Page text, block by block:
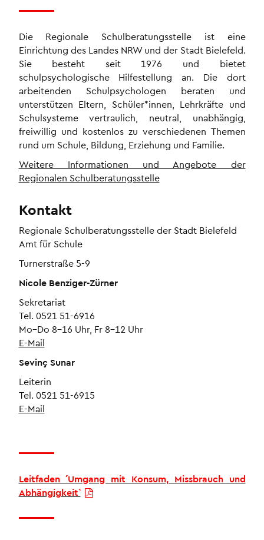
Die Regionale Schulberatungsstelle ist eine
Einrichtung des Landes NRW und der Stadt Bielefeld.
Sie besteht seit 1976 und bietet
schulpsychologische Hilfestellung an. Die dort
arbeitenden Schulpsychologen beraten und
unterstützen Eltern, Schüler*innen, Lehrkräfte und
Schulsysteme vertraulich, neutral, unabhängig,
freiwillig und kostenlos zu verschiedenen Themen
rund um Schule, Bildung, Erziehung und Familie.
Weitere Informationen und Angebote der
Regionalen Schulberatungsstelle
Kontakt
Regionale Schulberatungsstelle der Stadt Bielefeld
Amt für Schule
Turnerstraße 5-9
Nicole Benziger-Zürner
Sekretariat
Tel. 0521 51-6916
Mo–Do 8–16 Uhr, Fr 8–12 Uhr
E-Mail
Sevinç Sunar
Leiterin
Tel. 0521 51-6915
E-Mail
Leitfaden ´Umgang mit Konsum, Missbrauch und
Abhängigkeit`